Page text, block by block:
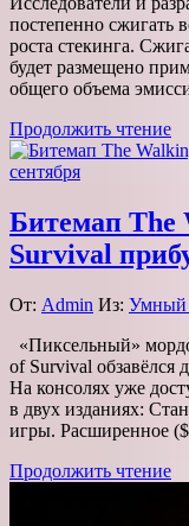
постепенно сжигать
роста стекинга.
будет размещено
общего объема
Продолжить чтение
Битемап The
Survival
От: Admin Из: Умный
«Пиксельный»
of Survival обзавёлся
На консолях уже
в двух изданиях:
игры. Расширенное
Продолжить чтение